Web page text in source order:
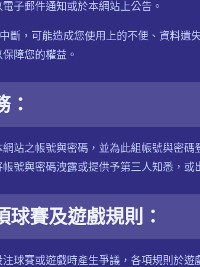
子郵件通知或於本網站上公告。
斷，可能造成您使用上的不便、資料遺
障您的權益。
：
站之帳號與密碼，並為此組帳號與密
號與密碼洩露或提供予第三人知悉，或
球賽及遊戲規則：
球賽或遊戲時產生爭議，各項規則於